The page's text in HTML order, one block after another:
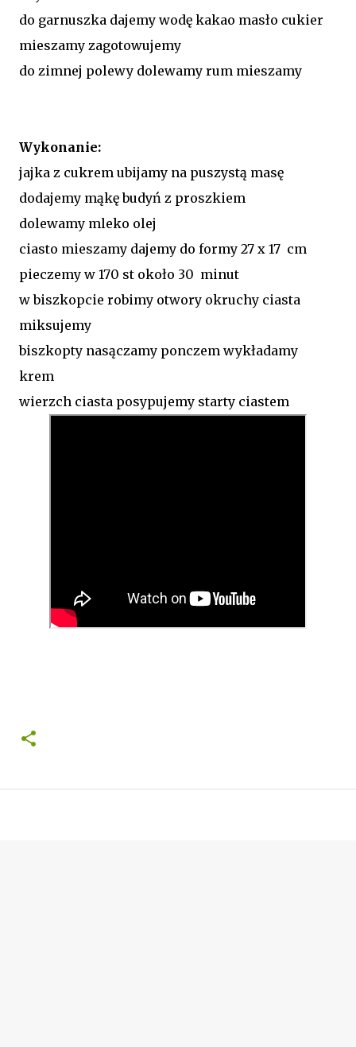
do garnuszka dajemy wodę kakao masło cukier
mieszamy zagotowujemy
do zimnej polewy dolewamy rum mieszamy
Wykonanie:
jajka z cukrem ubijamy na puszystą masę
dodajemy mąkę budyń z proszkiem
dolewamy mleko olej
ciasto mieszamy dajemy do formy 27 x 17 cm
pieczemy w 170 st około 30 minut
w biszkopcie robimy otwory okruchy ciasta
miksujemy
biszkopty nasączamy ponczem wykładamy
krem
wierzch ciasta posypujemy starty ciastem